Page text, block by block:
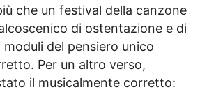
che un festival della canzone
di ostentazione e di
del pensiero unico
Per un altro verso,
il musicalmente corretto: